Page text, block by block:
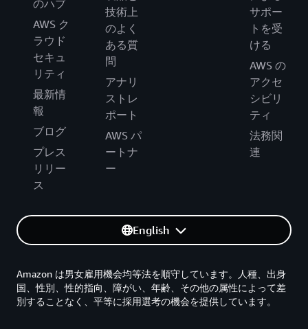
のハブ
AWS ク
ラウド
セキュ
リティ
最新情
報
ブログ
プレス
リリー
ス
技術上
のよく
ある質
問
アナリ
ストレ
ポート
AWS パ
ートナ
ー
サポー
トを受
ける
AWS の
アクセ
シビリ
ティ
法務関
連
English
Amazon は男女雇用機会均等法を順守しています。人種、出身
国、性別、性的指向、障がい、年齢、その他の属性によって差
別することなく、平等に採用選考の機会を提供しています。